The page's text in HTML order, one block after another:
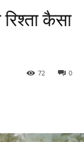
कैसा
0
72